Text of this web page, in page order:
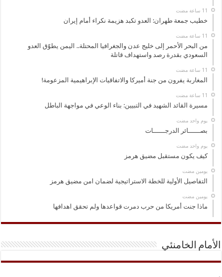
خطيب جمعة طهران: العدو تكبد هزيمة نكراء أمام إيران
من البحر الأحمر إلى خليج عدن والجغرافيا المحتلة.. اليمن يطوّق العدو
السعودي بقدرة رصد واستهداف قاتلة
المغاربة يفرون من جنة أميركا والاتفاقيات الإبراهيمية المزعومة!
مسيرة القائد الشهيد في التبيين: بناء الوعي في مواجهة الباطل
‏يوم واحد مضت
بصــــــائر الدرجــــــات
‏يوم واحد مضت
كيف يكون مستقبل مضيق هرمز
‏يومين مضت
التفاصيل الأولية للخطة الاستراتيجية لضمان امن مضيق هرمز
‏يومين مضت
ماذا جنت أمريكا من حرب دمرت قواعدها ولم تحقق اهدافها
الأمام الخامنئي